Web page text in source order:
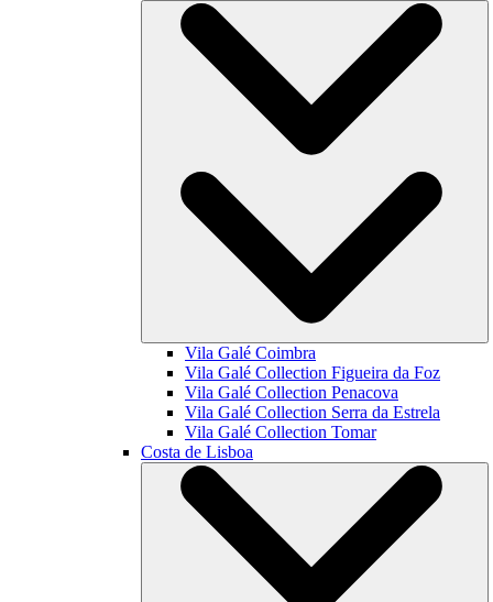
Vila Galé Coimbra
Vila Galé Collection Figueira da Foz
Vila Galé Collection Penacova
Vila Galé Collection Serra da Estrela
Vila Galé Collection Tomar
Costa de Lisboa